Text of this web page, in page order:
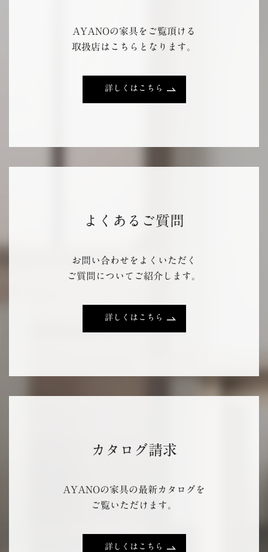
AYANOの家具をご覧頂ける
取扱店はこちらとなります。
詳しくはこちら
よくあるご質問
お問い合わせをよくいただく
ご質問についてご紹介します。
詳しくはこちら
カタログ請求
AYANOの家具の最新カタログを
ご覧いただけます。
詳しくはこちら